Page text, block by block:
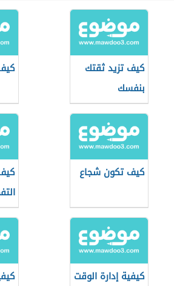
كيف تزيد ثقتك
بنفسك
كيف تكون شجاع
كيفية إدارة الوقت